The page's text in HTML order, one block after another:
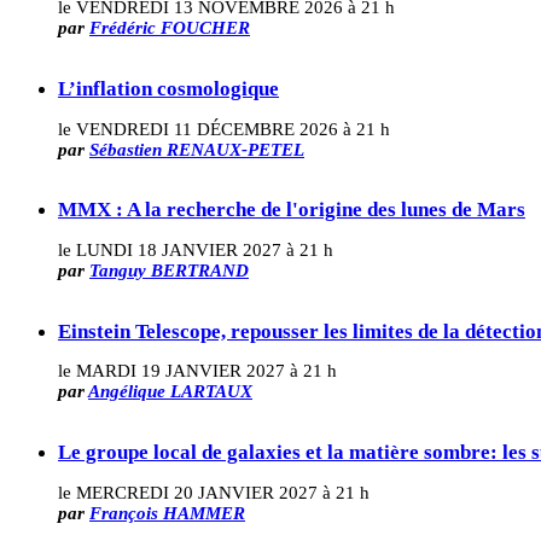
le VENDREDI 13 NOVEMBRE 2026 à 21 h
par Frédéric FOUCHER
L’inflation cosmologique
le VENDREDI 11 DÉCEMBRE 2026 à 21 h
par Sébastien RENAUX-PETEL
MMX : A la recherche de l'origine des lunes de Mars
le LUNDI 18 JANVIER 2027 à 21 h
par Tanguy BERTRAND
Einstein Telescope, repousser les limites de la
le MARDI 19 JANVIER 2027 à 21 h
parAngélique LARTAUX
Le groupe local de galaxies et la matière sombre: les
le MERCREDI 20 JANVIER 2027 à 21 h
par François HAMMER